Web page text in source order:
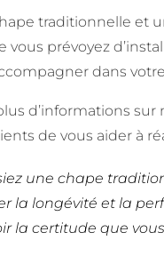
traditionnelle et
vous prévoyez
dans
d’informations sur
de vous aider à
une chape
la longévité et la
la certitude que